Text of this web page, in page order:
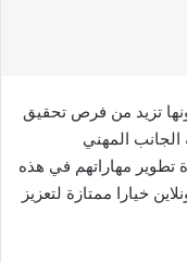
تزيد من فرص تحقيق
المهني
مهاراتهم في هذه
خيارا ممتازة لتعزيز